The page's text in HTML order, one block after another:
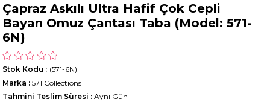
Çapraz Askılı Ultra Hafif Çok Cepli
Bayan Omuz Çantası Taba (Model: 571-
6N)
(571-6N)
Stok Kodu
Marka : 571 Collections
Tahmini Teslim Süresi : Aynı Gün